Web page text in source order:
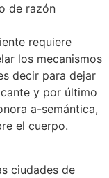
de razón
requiere
los mecanismos
decir para dejar
y por último
a-semántica,
el cuerpo.
ciudades de